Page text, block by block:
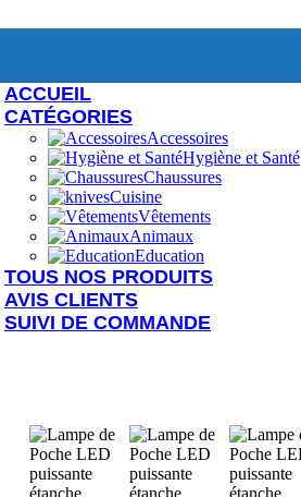
ACCUEIL
CATÉGORIES
Accessoires
Hygiène et Santé
Chaussures
Cuisine
Vêtements
Animaux
Education
TOUS NOS PRODUITS
AVIS CLIENTS
SUIVI DE COMMANDE